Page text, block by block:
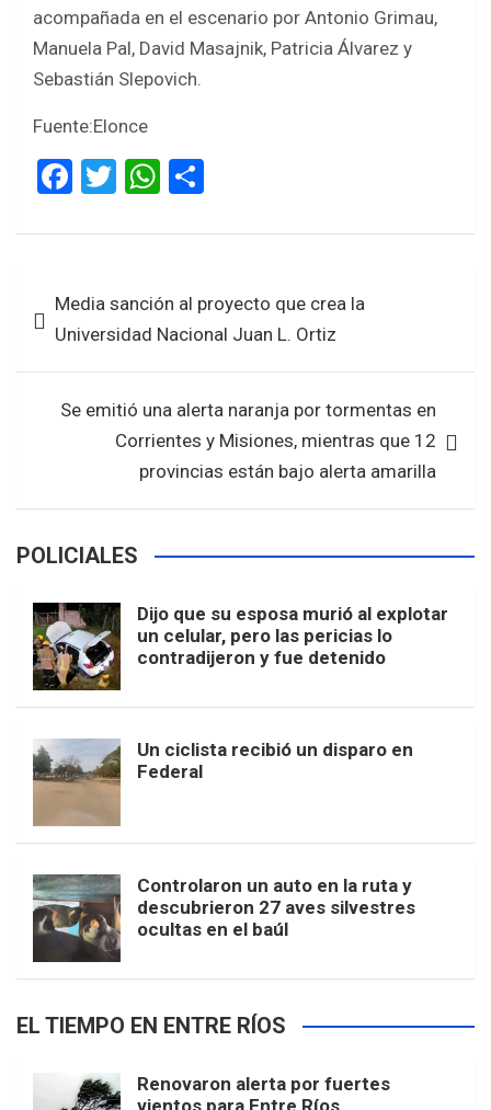
acompañada en el escenario por Antonio Grimau,
Manuela Pal, David Masajnik, Patricia Álvarez y
Sebastián Slepovich.
Fuente:Elonce
F
ce
o
o
T
tt
W
at
A
p
ar
de Media sanción al proyecto que crea la
Universidad Nacional Juan L. Ortiz
Se emitió una alerta naranja por tormentas en
Corrientes y Misiones, mientras que 12
provincias están bajo alerta amarilla
POLICIALES
Dijo que su esposa murió al explotar
un celular, pero las pericias lo
contradijeron y fue detenido
Un ciclista recibió un disparo en
Federal
Controlaron un auto en la ruta y
descubrieron 27 aves silvestres
ocultas en el baúl
EL TIEMPO EN ENTRE RÍOS
Renovaron alerta por fuertes